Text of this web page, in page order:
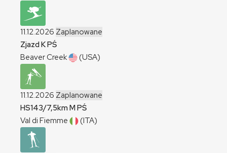
11.12.2026 Zaplanowane
ZjazdKPŚ
Beaver Creek
(USA)
11.12.2026 Zaplanowane
HS143/7,5kmMPŚ
Val di Fiemme
(ITA)